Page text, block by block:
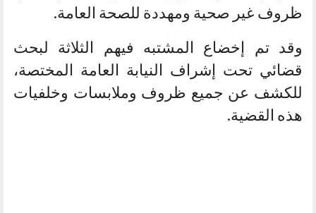
ظروف غير صحية ومهددة للصحة العامة.
وقد تم إخضاع المشتبه فيهم الثلاثة لبحث
قضائي تحت إشراف النيابة العامة المختصة،
للكشف عن جميع ظروف وملابسات وخلفيات
هذه القضية.